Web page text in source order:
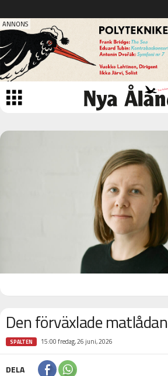
Den förväxlade matlådan
SPALTEN 15:00 fredag, 26 juni, 2026
DELA